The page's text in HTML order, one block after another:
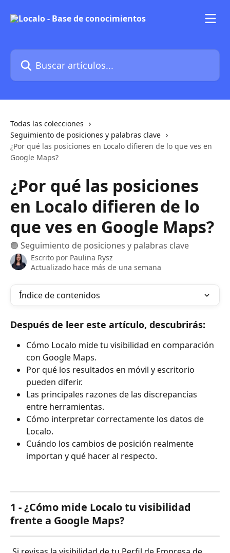
Buscar artículos...
Todas las colecciones
Seguimiento de posiciones y palabras clave
¿Por qué las posiciones en Localo difieren de lo que ves en
Google Maps?
¿Por qué las posiciones
en Localo difieren de lo
que ves en Google Maps?
🟣 Seguimiento de posiciones y palabras clave
Escrito por Paulina Rysz
Actualizado hace más de una semana
Índice de contenidos
Después de leer este artículo, descubrirás:
Cómo Localo mide tu visibilidad en comparación
con Google Maps.
Por qué los resultados en móvil y escritorio
pueden diferir.
Las principales razones de las discrepancias
entre herramientas.
Cómo interpretar correctamente los datos de
Localo.
Cuándo los cambios de posición realmente
importan y qué hacer al respecto.
1 - ¿Cómo mide Localo tu visibilidad
frente a Google Maps?